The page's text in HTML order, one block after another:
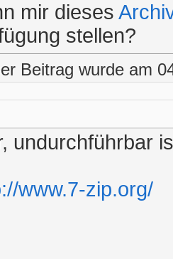
mir dieses
stellen?
Beitrag wurde am
undurchführbar
www.7-zip.org/